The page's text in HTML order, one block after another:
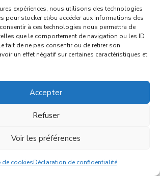
expériences, nous utilisons des technologies
pour stocker et/ou accéder aux informations des
à ces technologies nous permettra de
que le comportement de navigation ou les ID
fait de ne pas consentir ou de retirer son
un effet négatif sur certaines caractéristiques et
Accepter
Refuser
Voir les préférences
de cookiesDéclaration de confidentialité
Franceet lesPonts Couverts
le plus photogénique de
à 5 minutes de la place
Vaubanet sa terrasse
gratuite — parfait pour
de la hauteur.
Rohanet ses trois musées —
la cathédrale, accessible